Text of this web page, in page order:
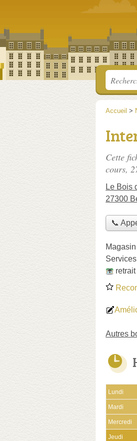
Accueil >
Cette
cours,
Le Bois
27300
📞
Autres
Lundi
Mardi
Mercredi
Jeudi